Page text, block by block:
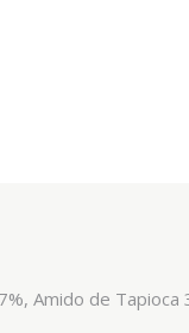
Amido de